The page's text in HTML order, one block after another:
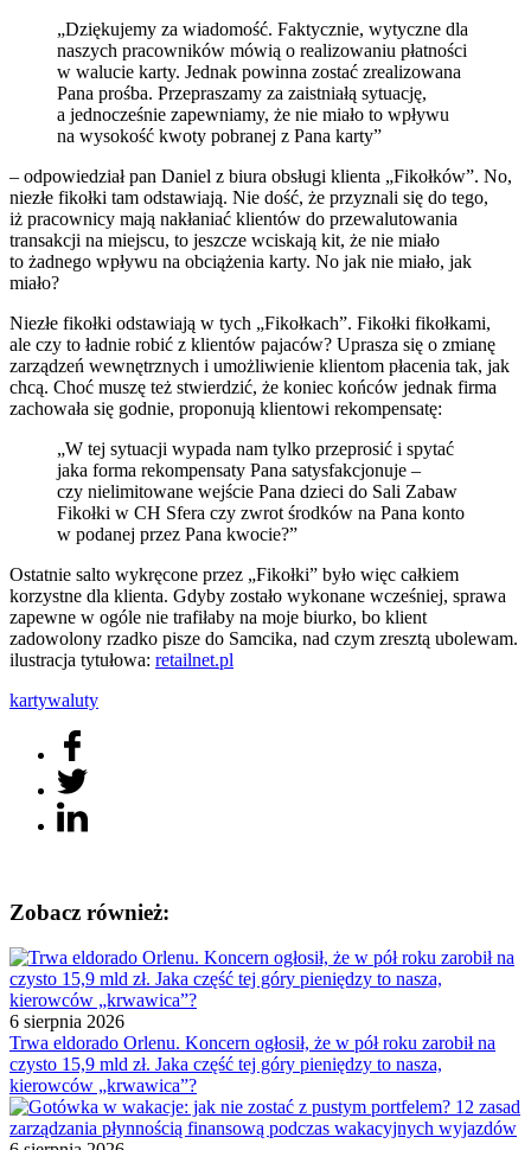
„Dziękujemy za wiadomość. Faktycznie, wytyczne dla
naszych pracowników mówią o realizowaniu płatności
w walucie karty. Jednak powinna zostać zrealizowana
Pana prośba. Przepraszamy za zaistniałą sytuację,
a jednocześnie zapewniamy, że nie miało to wpływu
na wysokość kwoty pobranej z Pana karty”
– odpowiedział pan Daniel z biura obsługi klienta „Fikołków”. No,
niezłe fikołki tam odstawiają. Nie dość, że przyznali się do tego,
iż pracownicy mają nakłaniać klientów do przewalutowania
transakcji na miejscu, to jeszcze wciskają kit, że nie miało
to żadnego wpływu na obciążenia karty. No jak nie miało, jak
miało?
Niezłe fikołki odstawiają w tych „Fikołkach”. Fikołki fikołkami,
ale czy to ładnie robić z klientów pajaców? Uprasza się o zmianę
zarządzeń wewnętrznych i umożliwienie klientom płacenia tak, jak
chcą. Choć muszę też stwierdzić, że koniec końców jednak firma
zachowała się godnie, proponują klientowi rekompensatę:
„W tej sytuacji wypada nam tylko przeprosić i spytać
jaka forma rekompensaty Pana satysfakcjonuje –
czy nielimitowane wejście Pana dzieci do Sali Zabaw
Fikołki w CH Sfera czy zwrot środków na Pana konto
w podanej przez Pana kwocie?”
Ostatnie salto wykręcone przez „Fikołki” było więc całkiem
korzystne dla klienta. Gdyby zostało wykonane wcześniej, sprawa
zapewne w ogóle nie trafiłaby na moje biurko, bo klient
zadowolony rzadko pisze do Samcika, nad czym zresztą ubolewam.
ilustracja tytułowa: retailnet.pl
kartywaluty
Zobacz również:
6 sierpnia 2026
Trwa eldorado Orlenu. Koncern ogłosił, że w pół roku zarobił na
czysto 15,9 mld zł. Jaka część tej góry pieniędzy to nasza,
kierowców „krwawica”?